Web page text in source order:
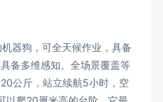
器狗，可全天候作业，具备
备多维感知、全场景覆盖等
公斤，站立续航5小时，空